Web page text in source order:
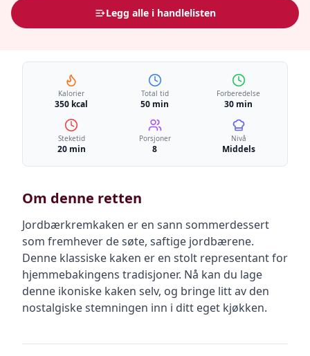
Legg alle i handlelisten
Kalorier
350 kcal
Total tid
50 min
Forberedelse
30 min
Steketid
20 min
Porsjoner
8
Nivå
Middels
Om denne retten
Jordbærkremkaken er en sann sommerdessert
som fremhever de søte, saftige jordbærene.
Denne klassiske kaken er en stolt representant for
hjemmebakingens tradisjoner. Nå kan du lage
denne ikoniske kaken selv, og bringe litt av den
nostalgiske stemningen inn i ditt eget kjøkken.